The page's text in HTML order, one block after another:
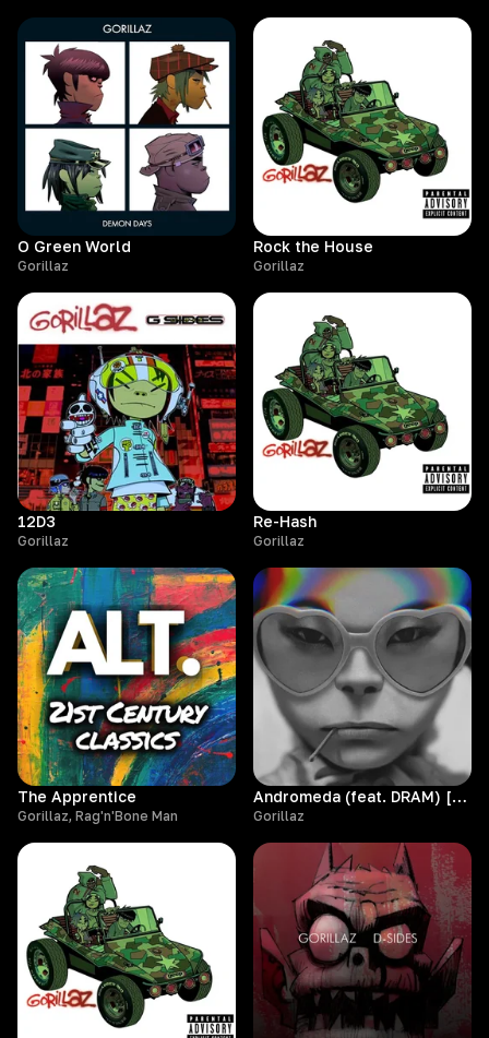
O Green World
Gorillaz
Rock the House
Gorillaz
12D3
Gorillaz
Re-Hash
Gorillaz
The Apprentice
Gorillaz, Rag'n'Bone Man
Andromeda (feat. DRAM) [Purple Disco Machine Remix]
Gorillaz